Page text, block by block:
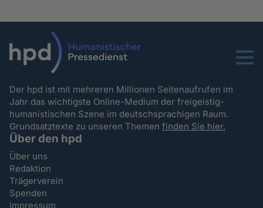
Menu
Der hpd ist mit mehreren Millionen Seitenaufrufen im
Jahr das wichtigste Online-Medium der freigeistig-
humanistischen Szene im deutschsprachigen Raum.
Grundsatztexte zu unseren Themenfinden Sie hier.
Über den hpd
Über uns
Redaktion
Trägerverein
Spenden
Impressum